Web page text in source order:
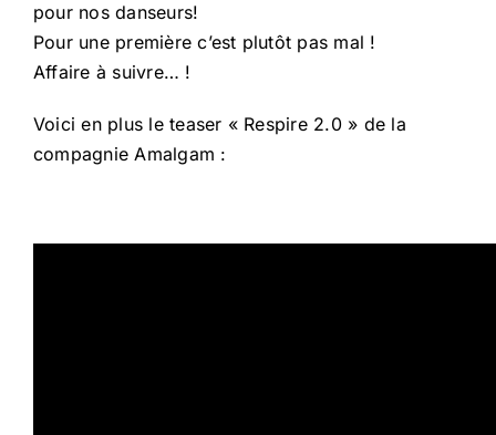
pour nos danseurs!
Pour une première c’est plutôt pas mal !
Affaire à suivre… !
Voici en plus le teaser « Respire 2.0 » de la
compagnie Amalgam :